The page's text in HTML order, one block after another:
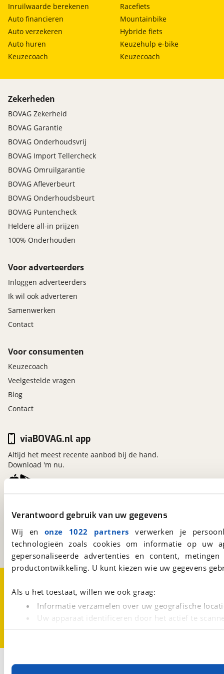
Verantwoord gebruik van uw gegevens
Wij en onze 1022 partners verwerken je
technologieën zoals cookies om informatie op
gepersonaliseerde advertenties en content,
productontwikkeling. U kunt kiezen wie uw gegevens
Als u het toestaat, willen we ook graag:
Informatie verzamelen over uw geografische
Uw apparaat identificeren door het actief te
Lees meer over hoe uw persoonlijke gegevens worden
Met cookies en vergelijkbare technieken zorgen we
Inruilwaarde berekenen
Auto financieren
Auto verzekeren
Auto huren
Keuzecoach
Racefiets
Mountainbike
Hybride fiets
Keuzehulp e-bike
Keuzecoach
Zekerheden
BOVAG Zekerheid
BOVAG Garantie
BOVAG Onderhoudsvrij
BOVAG Import Tellercheck
BOVAG Omruilgarantie
BOVAG Afleverbeurt
BOVAG Onderhoudsbeurt
BOVAG Puntencheck
Heldere all-in prijzen
100% Onderhouden
Voor adverteerders
Inloggen adverteerders
Ik wil ook adverteren
Samenwerken
Contact
Voor consumenten
Keuzecoach
Veelgestelde vragen
Blog
Contact
Kosterijland15
Een initiatief van
BOVAG
viaBOVAG.nl app
Altijd het meest recente aanbod bij de hand.
Download 'm nu.
CookievoorkeurenVacatures